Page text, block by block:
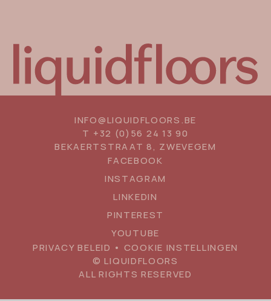
INFO@LIQUIDFLOORS.BE
T +32 (0)56 24 13 90
BEKAERTSTRAAT 8, ZWEVEGEM
FACEBOOK
INSTAGRAM
LINKEDIN
PINTEREST
YOUTUBE
PRIVACY BELEID • COOKIE INSTELLINGEN
© LIQUIDFLOORS
ALL RIGHTS RESERVED